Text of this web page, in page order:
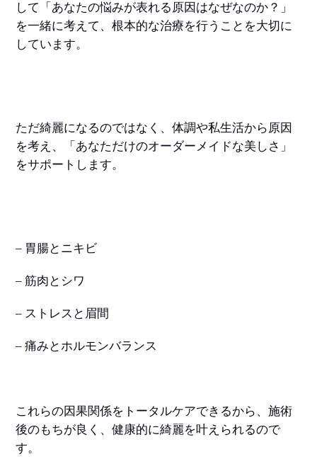
して「あなたの悩みが表れる原因はなぜなのか？」
を一緒に考えて、根本的な治療を行うことを大切に
しています。
ただ綺麗になるのではなく、体調や私生活から原因
を考え、「あなただけのオーダーメイドな美しさ」
をサポートします。
– 胃腸とニキビ
– 筋肉とシワ
– ストレスと眉間
– 痛みとホルモンバランス
これらの因果関係をトータルケアできるから、施術
後のもちが良く、健康的に綺麗を叶えられるので
す。